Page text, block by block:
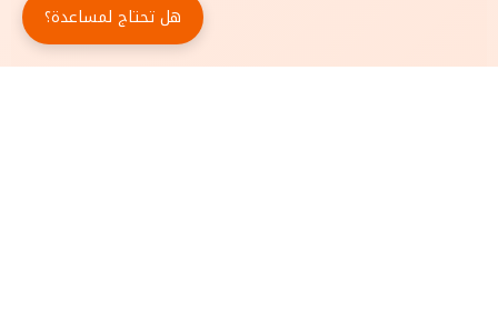
هل تحتاج لمساعدة؟